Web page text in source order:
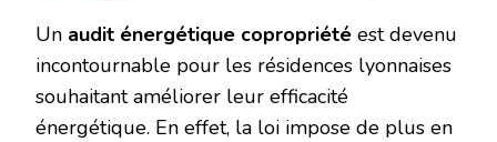
Un audit énergétique copropriété est devenu
incontournable pour les résidences lyonnaises
souhaitant améliorer leur efficacité
énergétique. En effet, la loi impose de plus en